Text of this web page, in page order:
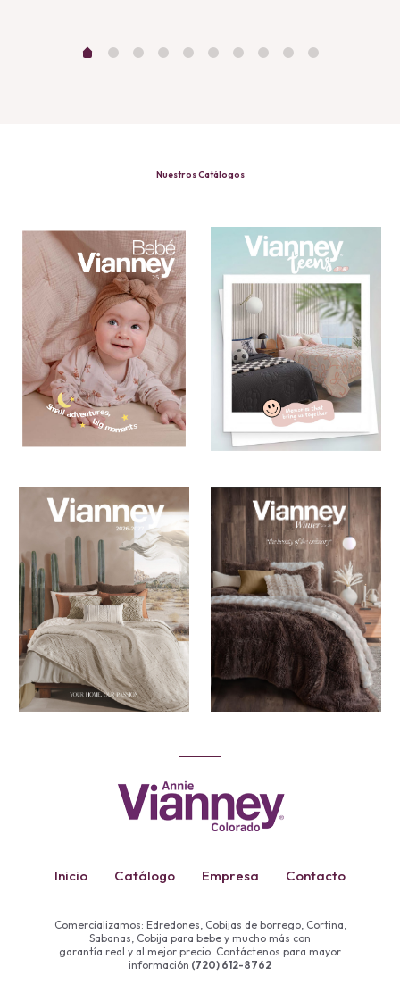
Nuestros Catálogos
Inicio Catálogo Empresa Contacto
Comercializamos: Edredones, Cobijas de borrego, Cortina,
Sabanas, Cobija para bebe y mucho más con
garantía real y al mejor precio. Contáctenos para mayor
información (720) 612-8762